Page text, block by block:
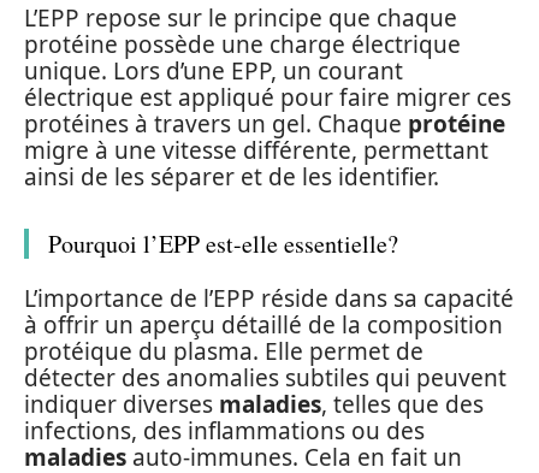
L’EPP repose sur le principe que chaque
protéine possède une charge électrique
unique. Lors d’une EPP, un courant
électrique est appliqué pour faire migrer ces
protéines à travers un gel. Chaque protéine
migre à une vitesse différente, permettant
ainsi de les séparer et de les identifier.
Pourquoi l’EPP est-elle essentielle?
L’importance de l’EPP réside dans sa capacité
à offrir un aperçu détaillé de la composition
protéique du plasma. Elle permet de
détecter des anomalies subtiles qui peuvent
indiquer diverses maladies, telles que des
infections, des inflammations ou des
maladies auto-immunes. Cela en fait un